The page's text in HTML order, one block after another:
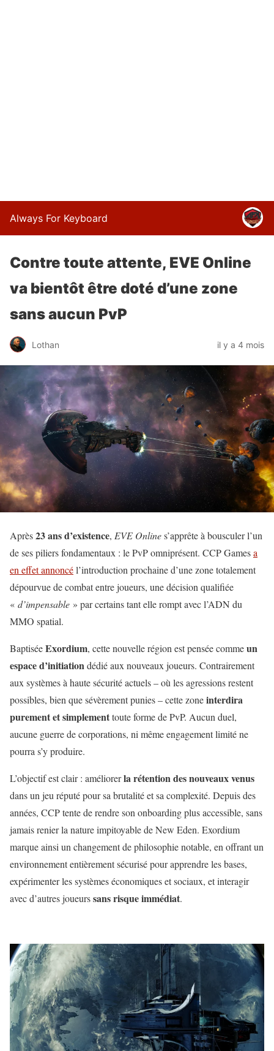
Always For Keyboard
Contre toute attente, EVE Online
va bientôt être doté d’une zone
sans aucun PvP
Lothan il y a 4 mois
Après23 ans d’existence, EVE Onlines’apprête à bousculer l’un
de ses piliers fondamentaux : le PvP omniprésent. CCP Gamesa
en effet annoncél’introduction prochaine d’une zone totalement
dépourvue de combat entre joueurs, une décision qualifiée
« d’impensable » par certains tant elle rompt avec l’ADN du
MMO spatial.
BaptiséeExordium, cette nouvelle région est pensée commeun
espace d’initiationdédié aux nouveaux joueurs. Contrairement
aux systèmes à haute sécurité actuels – où les agressions restent
possibles, bien que sévèrement punies – cette zoneinterdira
purement et simplementtoute forme de PvP. Aucun duel,
aucune guerre de corporations, ni même engagement limité ne
pourra s’y produire.
L’objectif est clair : améliorerla rétention des nouveaux venus
dans un jeu réputé pour sa brutalité et sa complexité. Depuis des
années, CCP tente de rendre son onboarding plus accessible, sans
jamais renier la nature impitoyable de New Eden. Exordium
marque ainsi un changement de philosophie notable, en offrant un
environnement entièrement sécurisé pour apprendre les bases,
expérimenter les systèmes économiques et sociaux, et interagir
avec d’autres joueurssans risque immédiat.